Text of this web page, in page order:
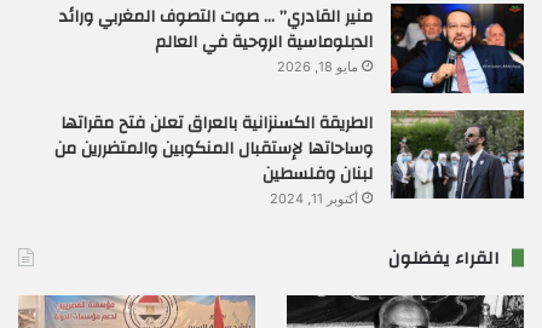
منير القادري” … صوت التصوف المغربي ورائد
الدبلوماسية الروحية في العالم
مايو 18, 2026
الطريقة الكسنزانية بالعراق تعلن فتح مقراتها
وساحاتها لإستقبال المنكوبين والمتضررين من
لبنان وفلسطين
أكتوبر 11, 2024
القراء يفضلون